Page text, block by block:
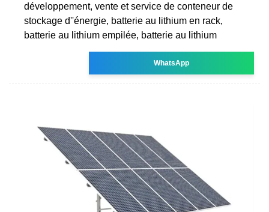
développement, vente et service de conteneur de
stockage d''énergie, batterie au lithium en rack,
batterie au lithium empilée, batterie au lithium
WhatsApp